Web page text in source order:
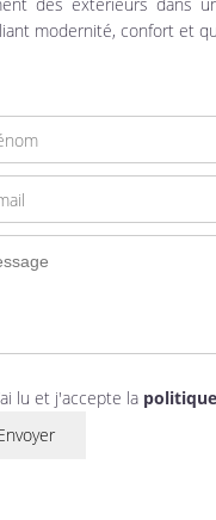
modernité, confort et
lu et j'accepte la